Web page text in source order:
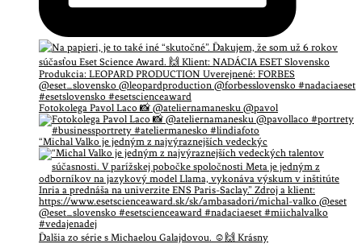
Fotokolega Pavol Laco 📸 @ateliernamanesku @pavol
“Michal Valko je jedným z najvýraznejších vedeckýc
Ďalšia zo série s Michaelou Galajdovou. ☺️🙌 Krásny